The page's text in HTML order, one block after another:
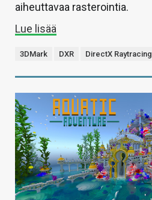
aiheuttavaa rasterointia.
Lue lisää
3DMark DXR DirectX Raytracing